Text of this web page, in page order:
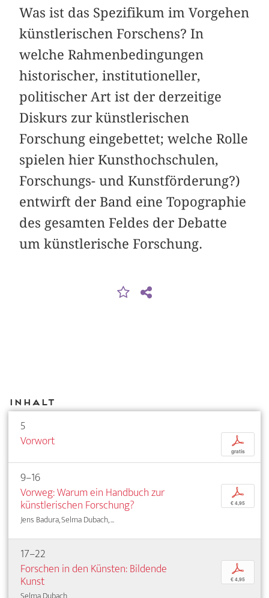
Was ist das Spezifikum im Vorgehen
künstlerischen Forschens? In
welche Rahmenbedingungen
historischer, institutioneller,
politischer Art ist der derzeitige
Diskurs zur künstlerischen
Forschung eingebettet; welche Rolle
spielen hier Kunsthochschulen,
Forschungs- und Kunstförderung?)
entwirft der Band eine Topographie
des gesamten Feldes der Debatte
um künstlerische Forschung.
Inhalt
5
Vorwort
p
gratis
9–16
Vorweg: Warum ein Handbuch zur
künstlerischen Forschung?
Jens Badura, Selma Dubach, ...
p
€ 4,95
17–22
Forschen in den Künsten: Bildende
Kunst
p
€ 4,95